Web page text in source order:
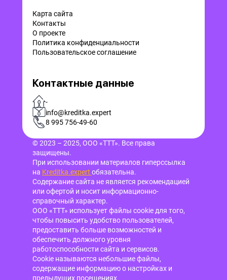
Карта сайта
Контакты
О проекте
Политика конфиденциальности
Пользовательское соглашение
Контактные данные
-
info@kreditka.expert
8 995 756-49-60
© 2023 – 2025, ООО «ТТТ». Все права
защищены.
При использовании материалов гиперссылка
на Kreditka.expert обязательна.
Содержание сайта не является рекомендацией
или офертой и носит информационно-
справочный характер.
ООО «ТТТ» использует файлы cookie для того,
чтобы повысить удобство пользователей,
предоставить больше возможностей и
обеспечить должного уровня
работоспособности сайта и сервисов.
Cookie называются небольшие файлы,
содержащие информацию о настройках и
предыдущих посещениях